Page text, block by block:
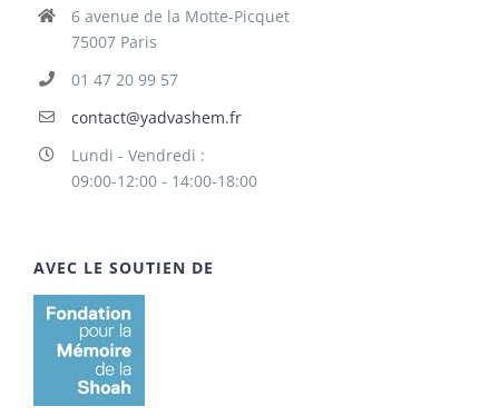
6 avenue de la Motte-Picquet
75007 Paris
01 47 20 99 57
contact@yadvashem.fr
Lundi - Vendredi :
09:00-12:00 - 14:00-18:00
AVEC LE SOUTIEN DE